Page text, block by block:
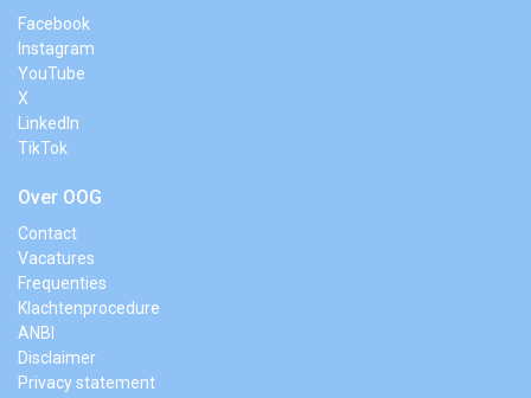
Facebook
Instagram
YouTube
X
LinkedIn
TikTok
Over OOG
Contact
Vacatures
Frequenties
Klachtenprocedure
ANBI
Disclaimer
Privacy statement